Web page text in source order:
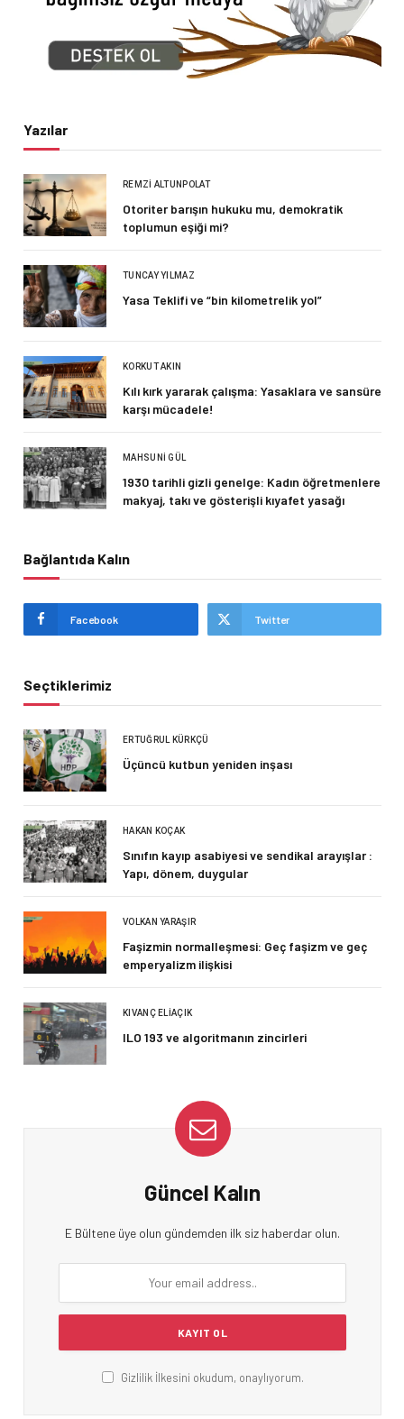
Yazılar
REMZI ALTUNPOLAT
Otoriter barışın hukuku mu, demokratik
toplumun eşiği mi?
TUNCAY YILMAZ
Yasa Teklifi ve “bin kilometrelik yol”
KORKUT AKIN
Kılı kırk yararak çalışma: Yasaklara ve sansüre
karşı mücadele!
MAHSUNI GÜL
1930 tarihli gizli genelge: Kadın öğretmenlere
makyaj, takı ve gösterişli kıyafet yasağı
Bağlantıda Kalın
Facebook Twitter
Seçtiklerimiz
ERTUĞRUL KÜRKÇÜ
Üçüncü kutbun yeniden inşası
HAKAN KOÇAK
Sınıfın kayıp asabiyesi ve sendikal arayışlar :
Yapı, dönem, duygular
VOLKAN YARAŞIR
Faşizmin normalleşmesi: Geç faşizm ve geç
emperyalizm ilişkisi
KIVANÇ ELIAÇIK
ILO 193 ve algoritmanın zincirleri
Güncel Kalın
E Bültene üye olun gündemden ilk siz haberdar olun.
Gizlilik İlkesini okudum, onaylıyorum.